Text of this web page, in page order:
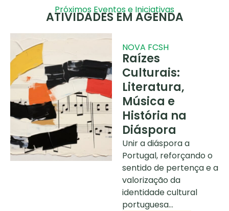
Próximos Eventos e Iniciativas
ATIVIDADES EM AGENDA
NOVA FCSH
Raízes
Culturais:
Literatura,
Música e
História na
Diáspora
Unir a diáspora a
Portugal, reforçando o
sentido de pertença e a
valorização da
identidade cultural
portuguesa…